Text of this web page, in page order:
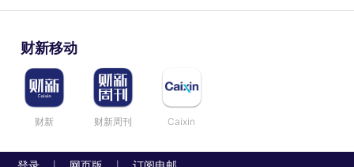
财新移动
财新 财新周刊 Caixin